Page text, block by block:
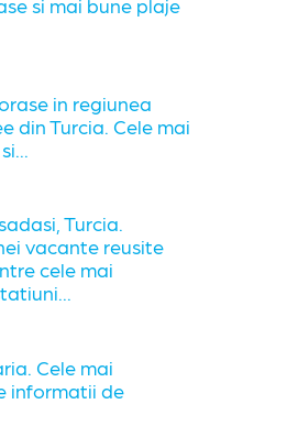
si mai bune plaje
in regiunea
din Turcia. Cele mai
Turcia.
vacante reusite
cele mai
Cele mai
informatii de